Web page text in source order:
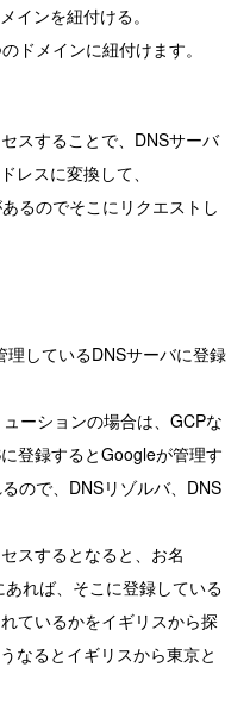
インを紐付ける。
ドメインに紐付けます。
スすることで、DNSサーバ
レスに変換して、
るのでそこにリクエストし
しているDNSサーバに登録
ーションの場合は、GCPな
登録するとGoogleが管理す
ので、DNSリゾルバ、DNS
スするとなると、お名
れば、そこに登録している
ているかをイギリスから探
なるとイギリスから東京と